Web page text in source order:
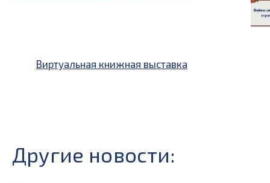
Виртуальная книжная выставка
Другие новости: